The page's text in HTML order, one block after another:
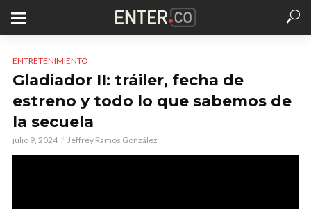
ENTRETENIMIENTO
Gladiador II: tráiler, fecha de
estreno y todo lo que sabemos de
la secuela
julio 9, 2024 Jeffrey Ramos González